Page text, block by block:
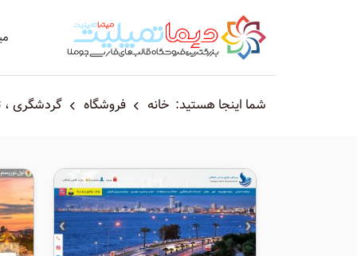
شما اینجا هستید: خانه فروشگاه گردشگری ،